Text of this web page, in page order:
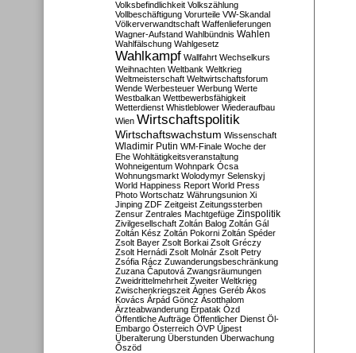
Volksbefindlichkeit Volkszählung
Vollbeschäftigung Vorurteile VW-Skandal
Völkerverwandtschaft Waffenlieferungen
Wagner-Aufstand Wahlbündnis Wahlen
Wahlfälschung Wahlgesetz
Wahlkampf Wallfahrt Wechselkurs
Weihnachten Weltbank Weltkrieg
Weltmeisterschaft Weltwirtschaftsforum
Wende Werbesteuer Werbung Werte
Westbalkan Wettbewerbsfähigkeit
Wetterdienst Whistleblower Wiederaufbau
Wien Wirtschaftspolitik
Wirtschaftswachstum Wissenschaft
Wladimir Putin WM-Finale Woche der
Ehe Wohltätigkeitsveranstaltung
Wohneigentum Wohnpark Ócsa
Wohnungsmarkt Wolodymyr Selenskyj
World Happiness Report World Press
Photo Wortschatz Währungsunion Xi
Jinping ZDF Zeitgeist Zeitungssterben
Zensur Zentrales Machtgefüge Zinspolitik
Zivilgesellschaft Zoltán Balog Zoltán Gál
Zoltán Kész Zoltán Pokorni Zoltán Spéder
Zsolt Bayer Zsolt Borkai Zsolt Gréczy
Zsolt Hernádi Zsolt Molnár Zsolt Petry
Zsófia Rácz Zuwanderungsbeschränkung
Zuzana Čaputová Zwangsräumungen
Zweidrittelmehrheit Zweiter Weltkrieg
Zwischenkriegszeit Ágnes Geréb Ákos
Kovács Árpád Göncz Ásotthalom
Ärzteabwanderung Érpatak Ózd
Öffentliche Aufträge Öffentlicher Dienst Öl-
Embargo Österreich ÖVP Újpest
Überalterung Überstunden Überwachung
Őszöd